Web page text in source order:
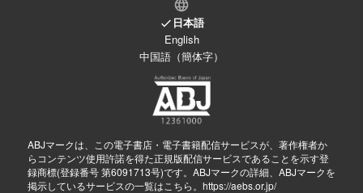
日本語
English
中国語（簡体字）
ABJマークは、この電子書店・電子書籍配信サービスが、著作権者か
らコンテンツ使用許諾を得た正規版配信サービスであることを示す登
録商標(登録番号 第6091713号)です。ABJマークの詳細、ABJマークを
掲示しているサービスの一覧はこちら。 https://aebs.or.jp/